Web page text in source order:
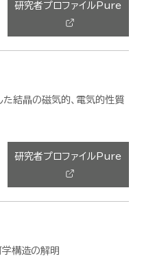
研究者プロファイルPure
結晶の磁気的、電気的性質
研究者プロファイルPure
構造の解明